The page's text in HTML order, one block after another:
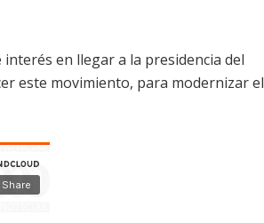
en llegar a la presidencia del
este movimiento, para modernizar el